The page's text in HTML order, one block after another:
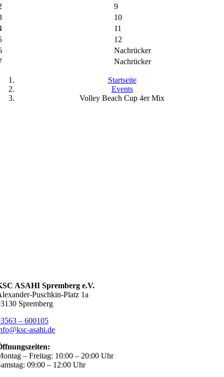
9
10
11
12
Nachrücker
Nachrücker
Startseite
Events
Volley Beach Cup 4er Mix
ASAHI Spremberg e.V.
Puschkin-Platz 1a
Spremberg
– 600105
asahi.de
– Freitag: 10:00 – 20:00 Uhr
09:00 – 12:00 Uhr